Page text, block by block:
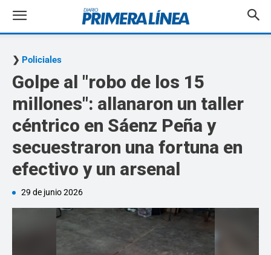
Policiales
Golpe al "robo de los 15
millones": allanaron un taller
céntrico en Sáenz Peña y
secuestraron una fortuna en
efectivo y un arsenal
29 de junio 2026